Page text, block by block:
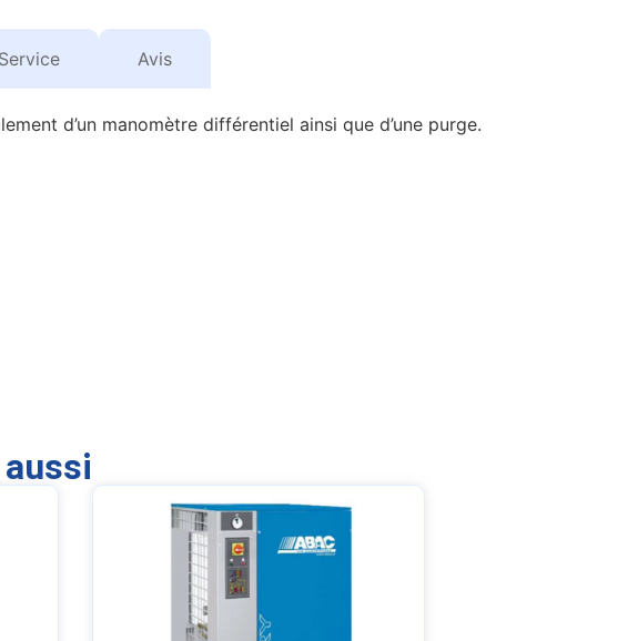
Service Avis
d’un manomètre différentiel ainsi que d’une purge.